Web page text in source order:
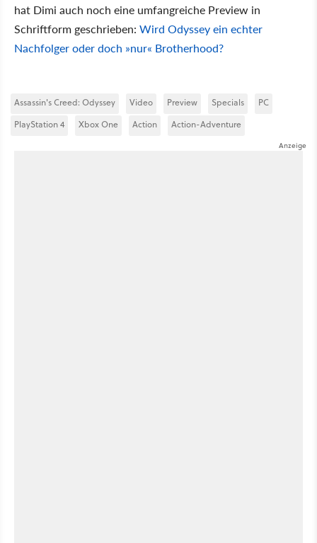
hat Dimi auch noch eine umfangreiche Preview in
Schriftform geschrieben: Wird Odyssey ein echter
Nachfolger oder doch »nur« Brotherhood?
Assassin's Creed: Odyssey Video Preview Specials
PC
PlayStation 4
Xbox One Action Action-Adventure